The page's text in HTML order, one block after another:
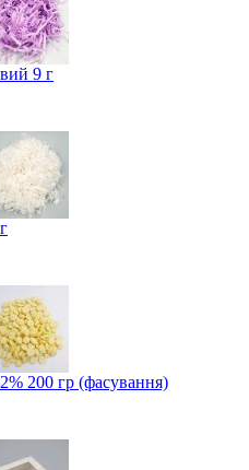
9 г
200 гр (фасування)